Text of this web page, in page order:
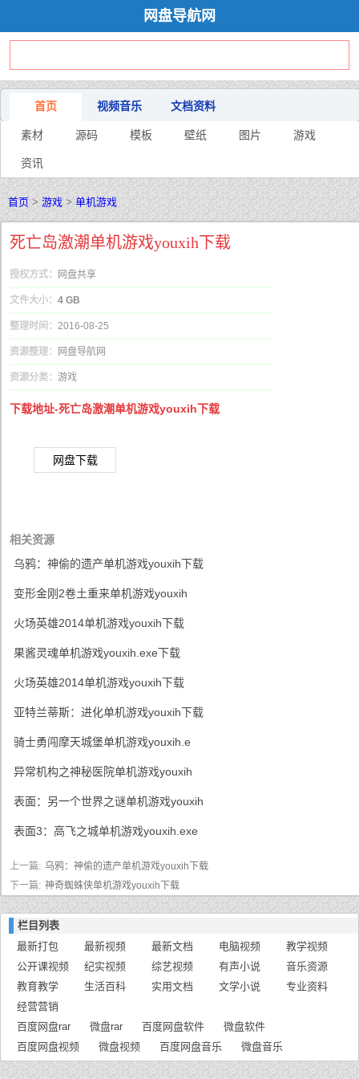
网盘导航网
首页 视频音乐 文档资料
素材 源码 模板 壁纸 图片 游戏
资讯
首页>游戏>单机游戏
死亡岛激潮单机游戏youxih下载
授权方式： 网盘共享
文件大小： 4 GB
整理时间： 2016-08-25
资源整理： 网盘导航网
资源分类： 游戏
下载地址-死亡岛激潮单机游戏youxih下载
网盘下载
相关资源
乌鸦：神偷的遗产单机游戏youxih下载
变形金刚2卷土重来单机游戏youxih
火场英雄2014单机游戏youxih下载
果酱灵魂单机游戏youxih.exe下载
火场英雄2014单机游戏youxih下载
亚特兰蒂斯：进化单机游戏youxih下载
骑士勇闯摩天城堡单机游戏youxih.e
异常机构之神秘医院单机游戏youxih
表面：另一个世界之谜单机游戏youxih
表面3：高飞之城单机游戏youxih.exe
上一篇: 乌鸦：神偷的遗产单机游戏youxih下载
下一篇: 神奇蜘蛛侠单机游戏youxih下载
栏目列表
最新打包
最新视频 最新文档 电脑视频
教学视频
公开课视频
纪实视频 综艺视频 有声小说
音乐资源
教育教学
生活百科 实用文档 文学小说
专业资料
经营营销
百度网盘rar
微盘rar 百度网盘软件
微盘软件
百度网盘视频
微盘视频 百度网盘音乐 微盘音乐